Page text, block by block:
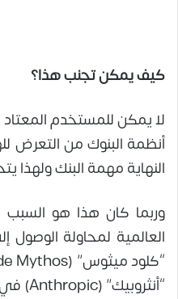
كيف يمكن تجنب هذا؟
لا يمكن للمستخدم
أنظمة البنوك من التعرض
النهاية مهمة البنك ولهذا
وربما كان هذا هو السبب
العالمية لمحاولة
“أنثروبيك” (Anthropic) في الآونة الأخيرة.